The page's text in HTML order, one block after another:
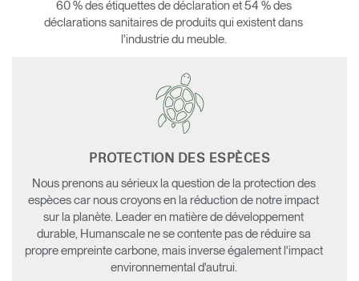
Créer un compte
60 % des étiquettes de déclaration et 54 % des
déclarations sanitaires de produits qui existent dans
l'industrie du meuble.
PROTECTION DES ESPÈCES
Nous prenons au sérieux la question de la protection des
espèces car nous croyons en la réduction de notre impact
sur la planète. Leader en matière de développement
durable, Humanscale ne se contente pas de réduire sa
propre empreinte carbone, mais inverse également l'impact
environnemental d'autrui.